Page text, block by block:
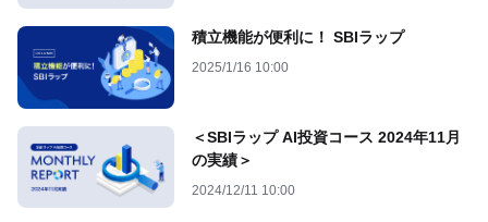
積立機能が便利に！ SBIラップ
2025/1/16 10:00
＜SBIラップ AI投資コース 2024年11月
の実績＞
2024/12/11 10:00